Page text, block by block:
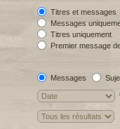
Titres et messages
Messages
Titres uniquement
Premier message
Messages